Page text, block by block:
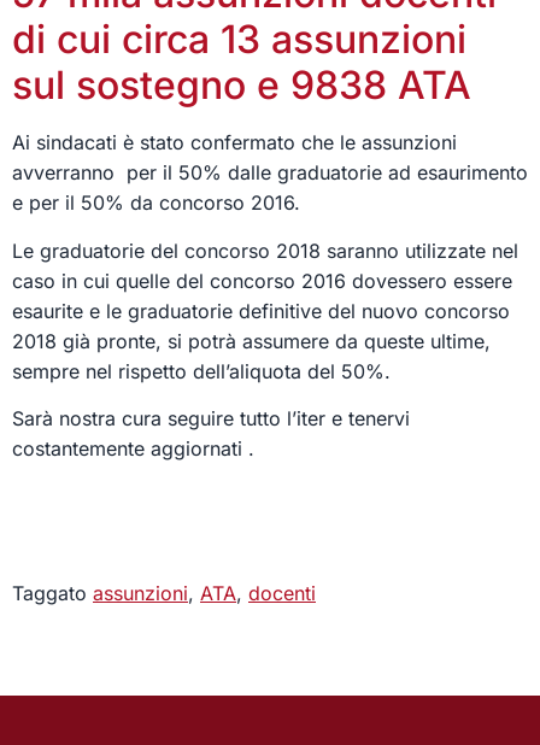
di cui circa 13 assunzioni
sul sostegno e 9838 ATA
Ai sindacati è stato confermato che le assunzioni
avverranno per il 50% dalle graduatorie ad esaurimento
e per il 50% da concorso 2016.
Le graduatorie del concorso 2018 saranno utilizzate nel
caso in cui quelle del concorso 2016 dovessero essere
esaurite e le graduatorie definitive del nuovo concorso
2018 già pronte, si potrà assumere da queste ultime,
sempre nel rispetto dell’aliquota del 50%.
Sarà nostra cura seguire tutto l’iter e tenervi
costantemente aggiornati .
Taggato assunzioni, ATA, docenti